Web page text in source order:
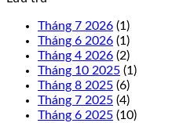
Tháng 7 2026 (1)
Tháng 6 2026 (1)
Tháng 4 2026 (2)
Tháng 10 2025 (1)
Tháng 8 2025 (6)
Tháng 7 2025 (4)
Tháng 6 2025 (10)